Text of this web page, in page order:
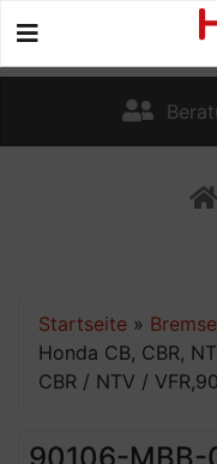
Startseite » Bremse
Honda CB, CBR,
CBR / NTV /
90106-MBB-